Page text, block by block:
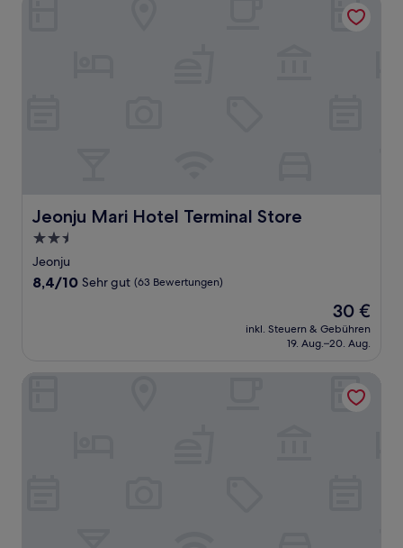
Jeonju Mari Hotel Terminal Store
Jeonju Mari Hotel Terminal Store
2.5-
Sterne-
Unterkunft
Jeonju
8.4
Bewertungen)
8,4/10 Sehr gut (63 Bewertungen)
Der
Preis
beträgt
30 €
inkl. Steuern & Gebühren
19. Aug.–20. Aug.